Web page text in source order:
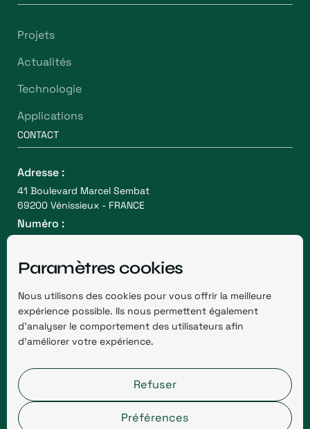
Projets
Actualités
Technologie
Applications
CONTACT
Adresse :
41 Boulevard Marcel Sembat
69200 Vénissieux - FRANCE
Numéro :
Partenariats :
Presse :
contact@recyc-elit.com
Cookies Mentions légales Agence Webflow Afalence
Paramètres cookies
Nous utilisons des cookies pour vous offrir la meilleure
expérience possible. Ils nous permettent également
d’analyser le comportement des utilisateurs afin
d’améliorer votre expérience.
Refuser
Préférences